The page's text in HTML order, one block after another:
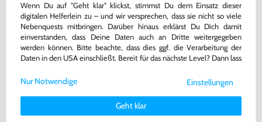
Original Controller Pak / Memory
Card #grau NUS-004
[Nintendo]
gebraucht
nur18,99 €
Warenkorb
Konsole + Original Controller +
Zubehör
gebraucht
189,99 €
Warenkorb
Wenn Du auf "Geht klar" klickst, stimmst Du dem Einsatz dieser
digitalen Helferlein zu – und wir versprechen, dass sie nicht so viele
Nebenquests mitbringen. Darüber hinaus erklärst Du Dich damit
einverstanden, dass Deine Daten auch an Dritte weitergegeben
werden können. Bitte beachte, dass dies ggf. die Verarbeitung der
Daten in den USA einschließt. Bereit für das nächste Level? Dann lass
Weitere Informationen zu den von uns verwendeten Cookies und
Deinen Rechten als Nutzer findest Du in unsererDaten­schutz­
Impressum.
Einstellungen
Geht klar
Nur Notwendige